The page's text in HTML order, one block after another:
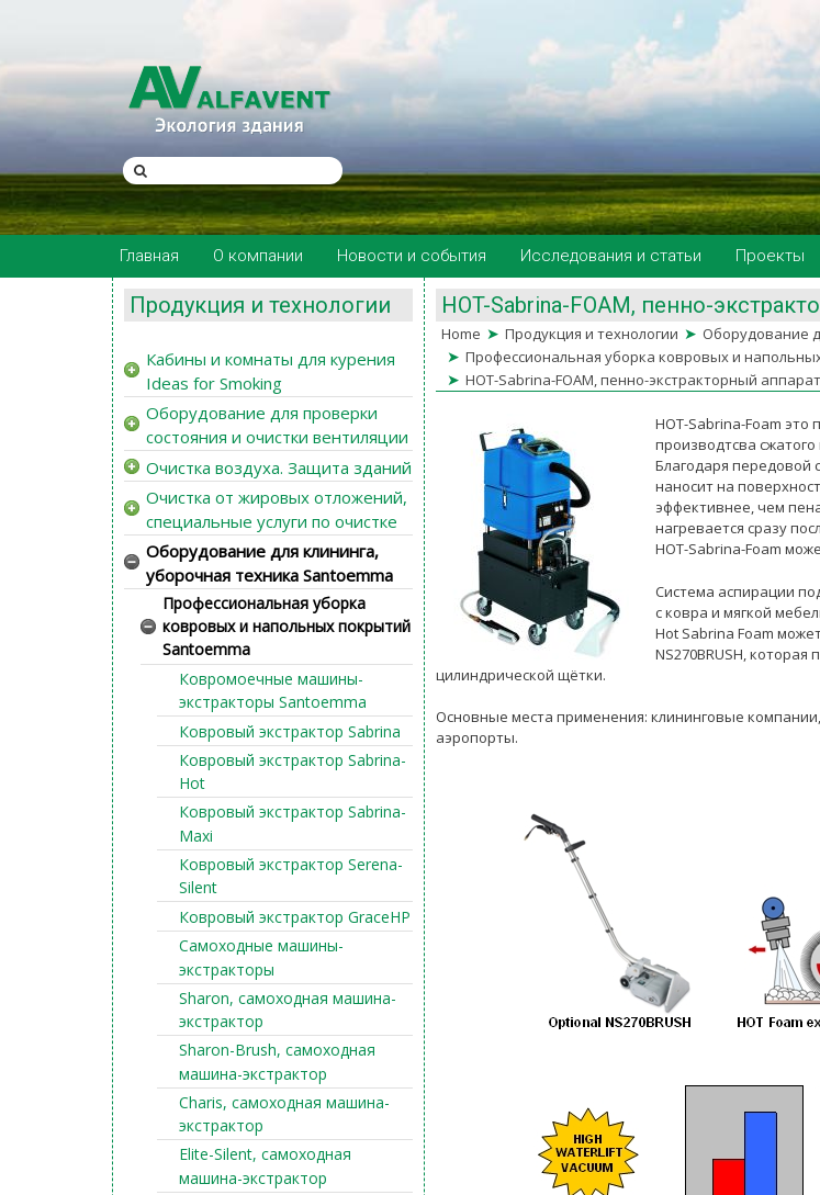
Главная О компании Новости и события Исследования и статьи Проекты
Продукция и технологии
Кабины и комнаты для курения
Ideas for Smoking
Оборудование для проверки
состояния и очистки вентиляции
Очистка воздуха. Защита зданий
Очистка от жировых отложений,
специальные услуги по очистке
Оборудование для клининга,
уборочная техника Santoemma
Профессиональная уборка
ковровых и напольных покрытий
Santoemma
Ковромоечные машины-
экстракторы Santoemma
Ковровый экстрактор Sabrina
Ковровый экстрактор Sabrina-
Hot
Ковровый экстрактор Sabrina-
Maxi
Ковровый экстрактор Serena-
Silent
Ковровый экстрактор GraceHP
Самоходные машины-
экстракторы
Sharon, самоходная машина-
экстрактор
Sharon-Brush, самоходная
машина-экстрактор
Charis, самоходная машина-
экстрактор
Elite-Silent, самоходная
машина-экстрактор
HOT-Sabrina-FOAM, пенно-
Home ➤ Продукция и технологии ➤ Оборудование
➤ Профессиональная уборка ковровых и
➤ HOT-Sabrina-FOAM, пенно-экстракторный аппарат
HOT-Sabrina-Foam
производтсва сжатого
Благодаря передовой
наносит на
эффективнее, чем
нагревается сразу
HOT-Sabrina-Foam
Система аспирации
c ковра и мягкой
Hot Sabrina Foam
NS270BRUSH,
цилиндрической щётки.
Основные места применения: клининговые
аэропорты.